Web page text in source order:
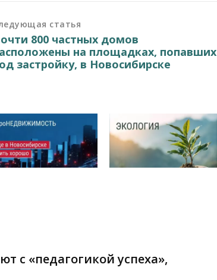
статья
800 частных домов
на площадках, попавших
застройку, в Новосибирске
с «педагогикой успеха»,